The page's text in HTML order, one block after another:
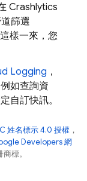
Crashlytics
篩選
樣一來，您
Logging ，
如查詢資
自訂快訊。
姓名標示 4.0 授權 ，
Developers 網
標。